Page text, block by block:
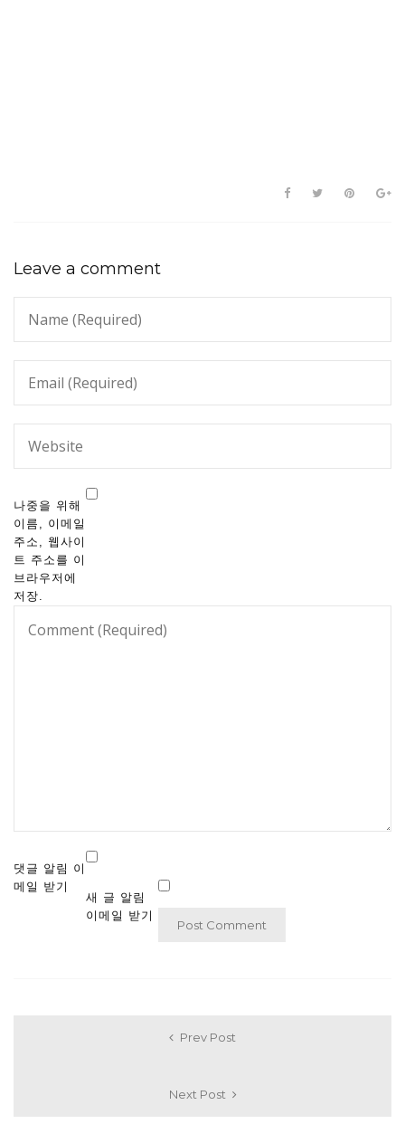
Leave a comment
나중을 위해
이름, 이메일
주소, 웹사이
트 주소를 이
브라우저에
저장.
댓글 알림 이
메일 받기
새 글 알림
이메일 받기
Prev Post
Next Post